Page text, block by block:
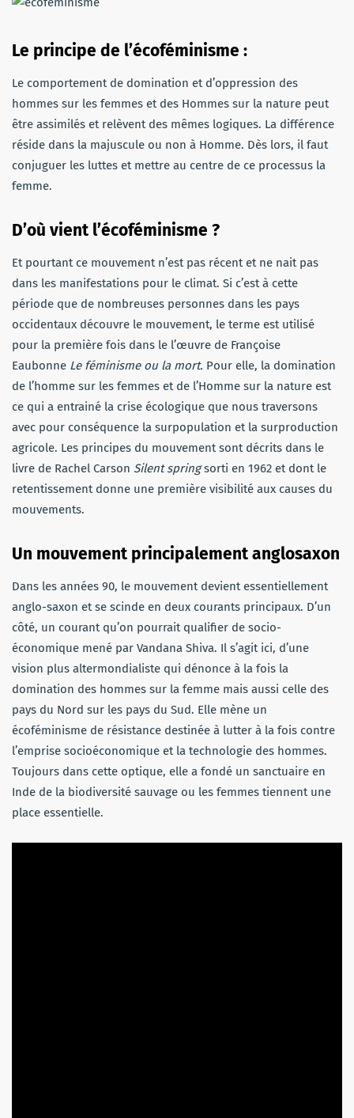
Le principe de l’écoféminisme :
Le comportement de domination et d’oppression des
hommes sur les femmes et des Hommes sur la nature peut
être assimilés et relèvent des mêmes logiques. La différence
réside dans la majuscule ou non à Homme. Dès lors, il faut
conjuguer les luttes et mettre au centre de ce processus la
femme.
D’où vient l’écoféminisme ?
Et pourtant ce mouvement n’est pas récent et ne nait pas
dans les manifestations pour le climat. Si c’est à cette
période que de nombreuses personnes dans les pays
occidentaux découvre le mouvement, le terme est utilisé
pour la première fois dans le l’œuvre de Françoise
Eaubonne Le féminisme ou la mort. Pour elle, la domination
de l’homme sur les femmes et de l’Homme sur la nature est
ce qui a entrainé la crise écologique que nous traversons
avec pour conséquence la surpopulation et la surproduction
agricole. Les principes du mouvement sont décrits dans le
livre de Rachel Carson Silent springsorti en 1962 et dont le
retentissement donne une première visibilité aux causes du
mouvements.
Un mouvement principalement anglosaxon
Dans les années 90, le mouvement devient essentiellement
anglo-saxon et se scinde en deux courants principaux. D’un
côté, un courant qu’on pourrait qualifier de socio-
économique mené par Vandana Shiva. Il s’agit ici, d’une
vision plus altermondialiste qui dénonce à la fois la
domination des hommes sur la femme mais aussi celle des
pays du Nord sur les pays du Sud. Elle mène un
écoféminisme de résistance destinée à lutter à la fois contre
l’emprise socioéconomique et la technologie des hommes.
Toujours dans cette optique, elle a fondé un sanctuaire en
Inde de la biodiversité sauvage ou les femmes tiennent une
place essentielle.